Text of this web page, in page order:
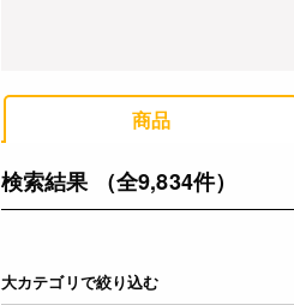
商品
検索結果 （全9,834件）
大カテゴリで絞り込む